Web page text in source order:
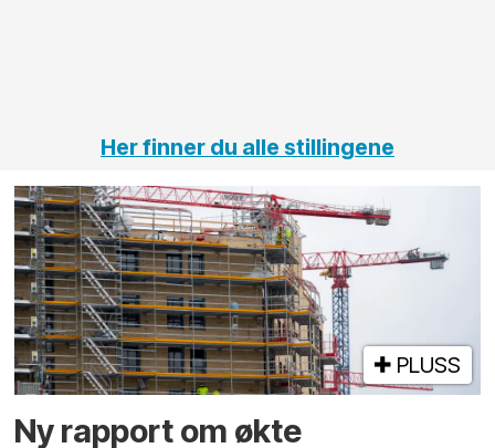
Her finner du alle stillingene
PLUSS
Ny rapport om økte